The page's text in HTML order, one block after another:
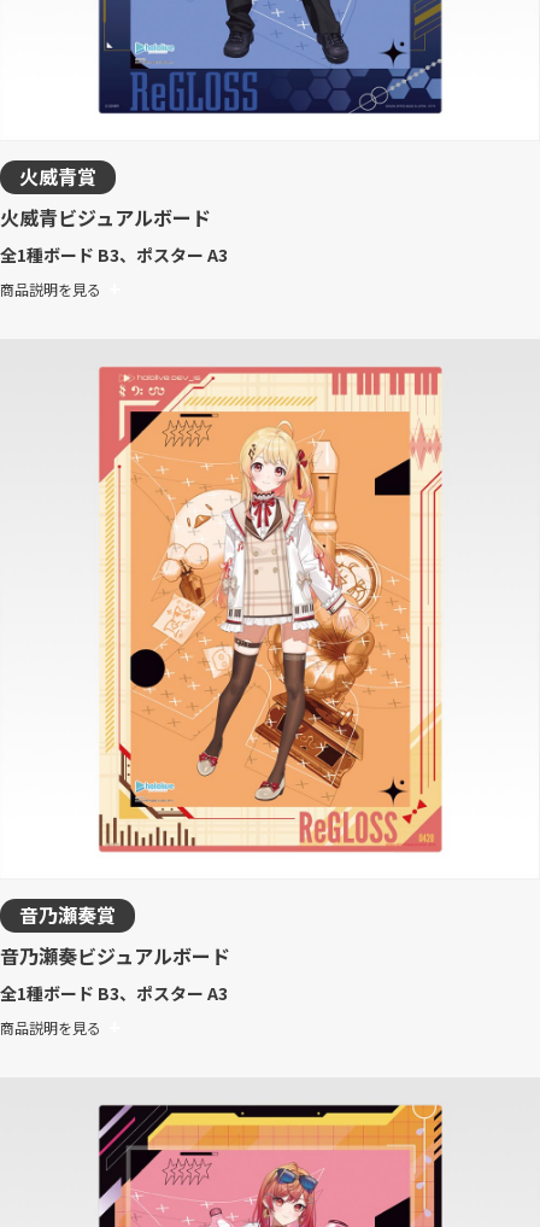
火威青賞
火威青ビジュアルボード
全1種ボード B3、ポスター A3
商品説明を見る
音乃瀬奏賞
音乃瀬奏ビジュアルボード
全1種ボード B3、ポスター A3
商品説明を見る